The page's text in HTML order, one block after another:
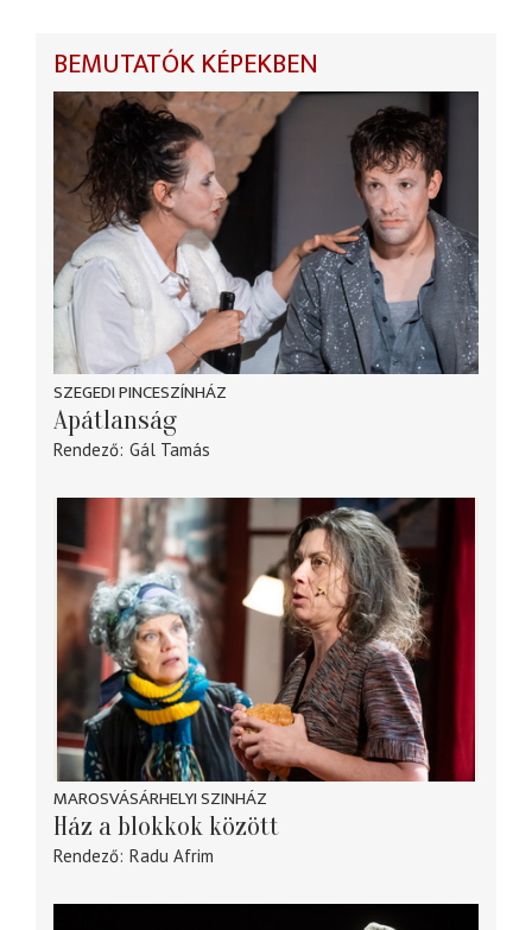
BEMUTATÓK KÉPEKBEN
SZEGEDI PINCESZÍNHÁZ
Apátlanság
Rendező Gál Tamás
MAROSVÁSÁRHELYI SZINHÁZ
Ház a blokkok között
Rendező Radu Afrim